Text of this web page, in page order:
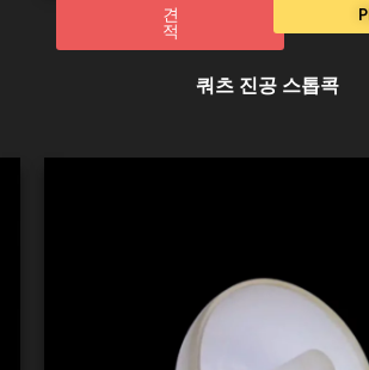
견
적
쿼츠 진공 스톱콕